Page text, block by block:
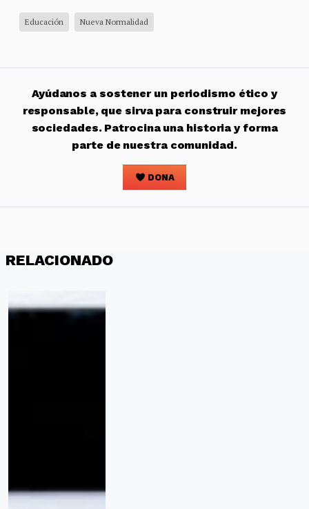
Educación Nueva Normalidad
Ayúdanos a sostener un periodismo ético y
responsable, que sirva para construir mejores
sociedades. Patrocina una historia y forma
parte de nuestra comunidad.
DONA
RELACIONADO